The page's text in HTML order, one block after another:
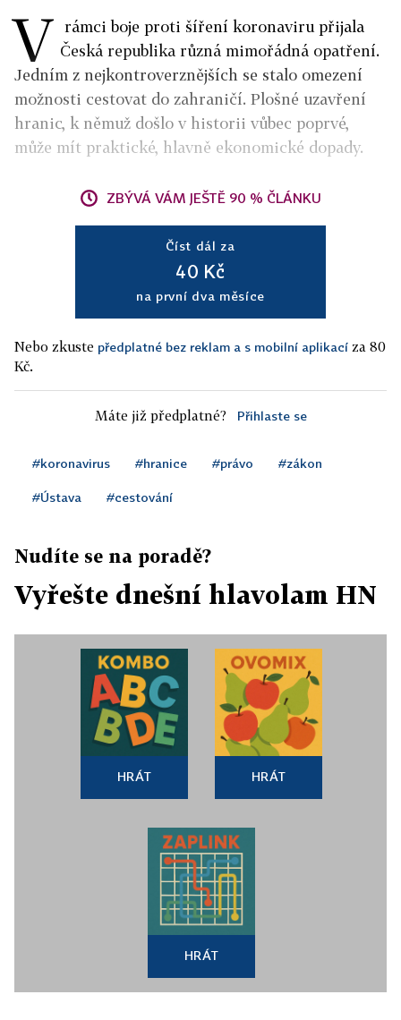
V rámci boje proti šíření koronaviru přijala
Česká republika různá mimořádná opatření.
Jedním z nejkontroverznějších se stalo omezení
možnosti cestovat do zahraničí. Plošné uzavření
hranic, k němuž došlo v historii vůbec poprvé,
může mít praktické, hlavně ekonomické dopady.
ZBÝVÁ VÁM JEŠTĚ 90 % ČLÁNKU
Číst dál za
40 Kč
na první dva měsíce
Nebo zkuste předplatné bez reklam a s mobilní aplikací za 80
Kč.
Máte již předplatné? Přihlaste se
#koronavirus #hranice #právo #zákon
#Ústava #cestování
Nudíte se na poradě?
Vyřešte dnešní hlavolam HN
HRÁT HRÁT
HRÁT